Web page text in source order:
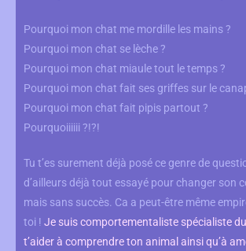
Pourquoi mon chat me mordille les mains ?
Pourquoi mon chat se lèche ?
Pourquoi mon chat miaule tout le temps ?
Pourquoi mon chat fait ses griffes sur le
Pourquoi mon chat fait pipis partout ?
Pourquoiiiiii ?!?!
Tu t’es surement déjà posé ce genre de
d’ailleurs déjà tout essayé pour changer son
mais sans succès. Ca a peut-être même
toi ! Je suis comportementaliste spécialiste
t’aider à comprendre ton animal ainsi qu’à